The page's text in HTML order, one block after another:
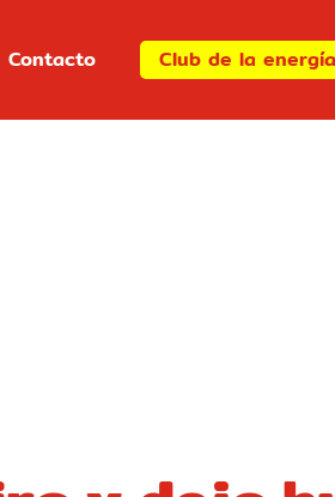
Contacto Club de la energía